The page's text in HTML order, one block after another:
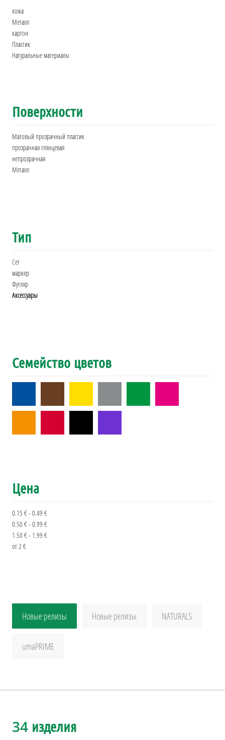
кожа
Металл
картон
Пластик
Натуральные материалы
Поверхности
Матовый прозрачный пластик
прозрачная глянцевая
непрозрачная
Металл
Тип
Сет
маркер
Футляр
Аксессуары
Семейство цветов
Цена
0.15 € - 0.49 €
0.50 € - 0.99 €
1.50 € - 1.99 €
от 2 €
Новые релизы Новые релизы NATURALS
umaPRIME
34 изделия